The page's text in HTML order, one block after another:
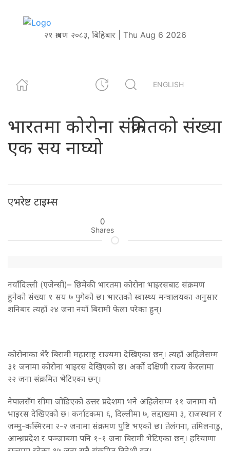
२१ श्रावण २०८३, बिहिबार | Thu Aug 6 2026
ENGLISH
भारतमा कोरोना संक्रमितको संख्या
एक सय नाघ्यो
एभरेष्ट टाइम्स
0
Shares
नयाँदिल्ली (एजेन्सी)– छिमेकी भारतमा कोरोना भाइरसबाट संक्रमण
हुनेको संख्या १ सय ७ पुगेको छ। भारतको स्वास्थ्य मन्त्रालयका अनुसार
शनिबार त्यहाँ २४ जना नयाँ बिरामी फेला परेका हुन्।
कोरोनाका धेरै बिरामी महाराष्ट्र राज्यमा देखिएका छन्। त्यहाँ अहिलेसम्म
३१ जनामा कोरोना भाइरस देखिएको छ। अर्को दक्षिणी राज्य केरलामा
२२ जना संक्रमित भेटिएका छन्।
नेपालसँग सीमा जोडिएको उत्तर प्रदेशमा भने अहिलेसम्म ११ जनामा यो
भाइरस देखिएको छ। कर्नाटकमा ६, दिल्लीमा ७, लद्दाखमा ३, राजस्थान र
जम्मु-कस्मिरमा २-२ जनामा संक्रमण पुष्टि भएको छ। तेलंगना, तमिलनाडु,
आन्ध्रप्रदेश र पञ्जाबमा पनि १-१ जना बिरामी भेटिएका छन्। हरियाणा